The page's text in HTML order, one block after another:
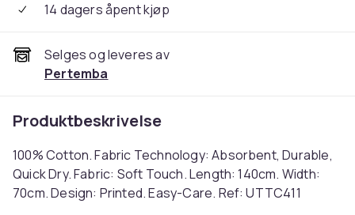
14 dagers åpent kjøp
Selges og leveres av
Pertemba
Produktbeskrivelse
100% Cotton. Fabric Technology: Absorbent, Durable,
Quick Dry. Fabric: Soft Touch. Length: 140cm. Width:
70cm. Design: Printed. Easy-Care. Ref: UTTC411